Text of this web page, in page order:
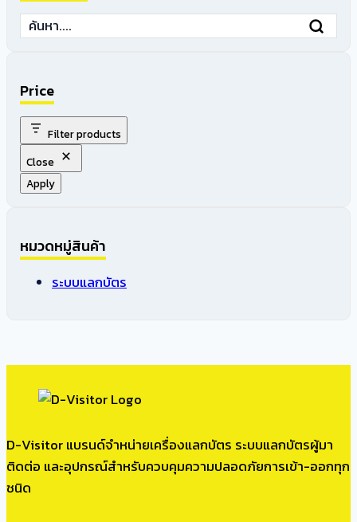
Price
Filter products
Close
Apply
หมวดหมู่สินค้า
ระบบแลกบัตร
D-Visitor แบรนด์จำหน่ายเครื่องแลกบัตร ระบบแลกบัตรผู้มา
ติดต่อ และอุปกรณ์สำหรับควบคุมความปลอดภัยการเข้า-ออกทุก
ชนิด